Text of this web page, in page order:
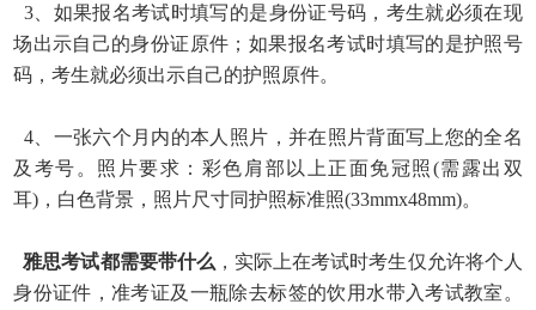
3、如果报名考试时填写的是身份证号码，考生就必须在现
场出示自己的身份证原件；如果报名考试时填写的是护照号
码，考生就必须出示自己的护照原件。
4、一张六个月内的本人照片，并在照片背面写上您的全名
及考号。照片要求：彩色肩部以上正面免冠照(需露出双
耳)，白色背景，照片尺寸同护照标准照(33mmx48mm)。
雅思考试都需要带什么 ，实际上在考试时考生仅允许将个人
身份证件，准考证及一瓶除去标签的饮用水带入考试教室。